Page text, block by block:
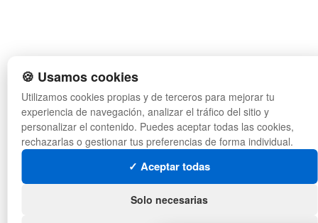
🍪 Usamos cookies
Utilizamos cookies propias y de terceros para mejorar tu
experiencia de navegación, analizar el tráfico del sitio y
personalizar el contenido. Puedes aceptar todas las cookies,
rechazarlas o gestionar tus preferencias de forma individual.
✓ Aceptar todas
Solo necesarias